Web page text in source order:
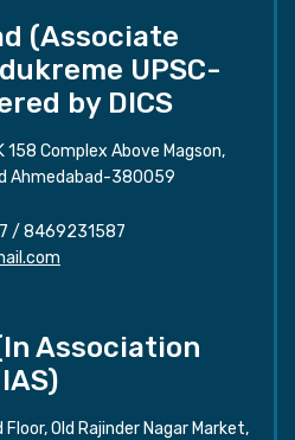
(Associate
UPSC-
by DICS
Complex Above Magson,
Ahmedabad-380059
/ 8469231587
Association
Old Rajinder Nagar Market,